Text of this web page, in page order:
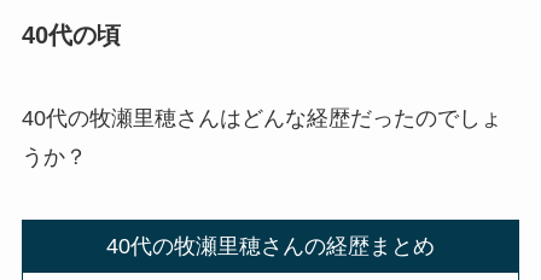
40代の頃
40代の牧瀬里穂さんはどんな経歴だったのでしょ
うか？
40代の牧瀬里穂さんの経歴まとめ